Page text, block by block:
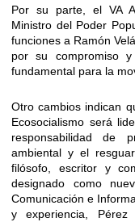
Por su parte, el VA
Ministro del Poder
funciones a Ramón
por su compromiso
fundamental para la
Otro cambios indican
Ecosocialismo será
responsabilidad de
ambiental y el
filósofo, escritor y
designado como
Comunicación e
y experiencia,